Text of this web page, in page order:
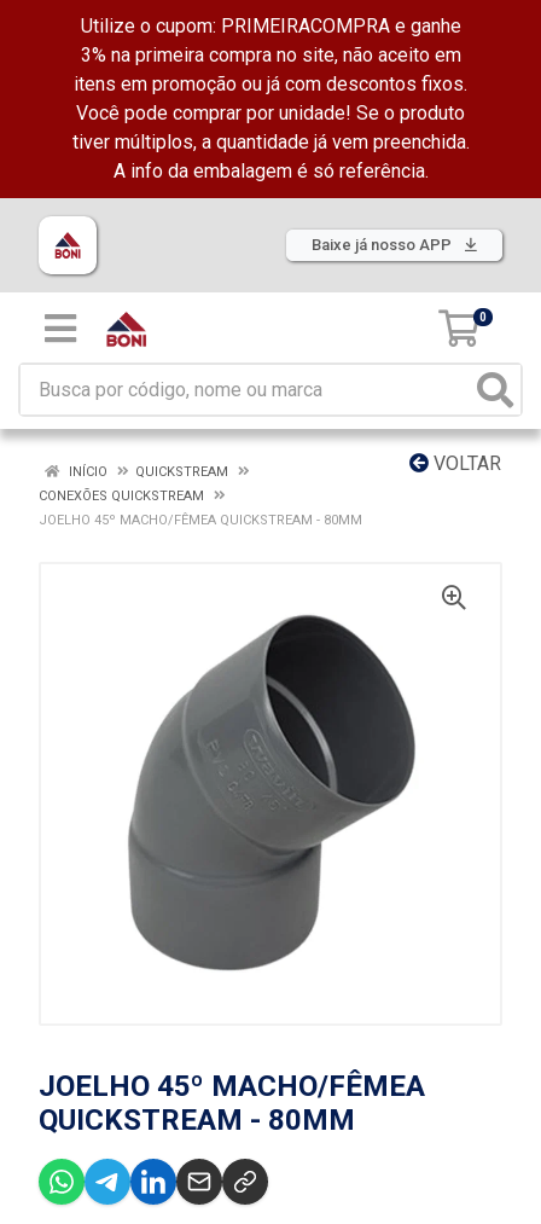
Utilize o cupom: PRIMEIRACOMPRA e ganhe
3% na primeira compra no site, não aceito em
itens em promoção ou já com descontos fixos.
Você pode comprar por unidade! Se o produto
tiver múltiplos, a quantidade já vem preenchida.
A info da embalagem é só referência.
Baixe já nosso APP
0
VOLTAR
INÍCIO
QUICKSTREAM
CONEXÕES QUICKSTREAM
JOELHO 45º MACHO/FÊMEA QUICKSTREAM - 80MM
JOELHO 45º MACHO/FÊMEA
QUICKSTREAM - 80MM